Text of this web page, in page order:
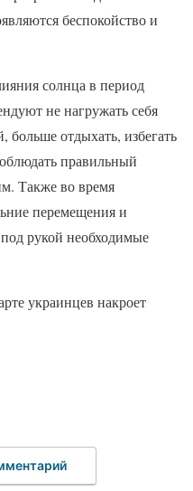
беспокойство и
солнца в период
не нагружать себя
больше отдыхать, избегать
правильный
Также во время
перемещения и
рукой необходимые
украинцев накроет